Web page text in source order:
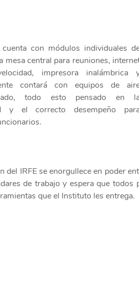
con módulos individuales
mesa central para reuniones,
impresora inalámbrica
contará con equipos de
todo esto pensado en
y el correcto desempeño
del IRFE se enorgullece en poder
de trabajo y espera que
que el Instituto les entrega.